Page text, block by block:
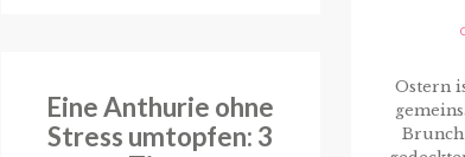
Eine Anthurie ohne
Stress umtopfen: 3
Ostern